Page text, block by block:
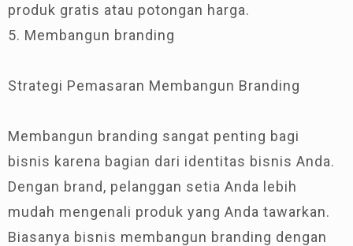
produk gratis atau potongan harga.
5. Membangun branding
Strategi Pemasaran Membangun Branding
Membangun branding sangat penting bagi
bisnis karena bagian dari identitas bisnis Anda.
Dengan brand, pelanggan setia Anda lebih
mudah mengenali produk yang Anda tawarkan.
Biasanya bisnis membangun branding dengan